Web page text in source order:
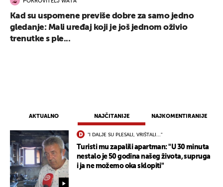
AKTUALNO NAJČITANIJE NAJKOMENTIRANIJE
"I DALJE SU PLESALI, VRIŠTALI..."
Turisti mu zapalili apartman: "U 30 minuta
nestalo je 50 godina našeg života, supruga
i ja ne možemo oka sklopiti"
Kad su uspomene previše dobre za samo jedno
gledanje: Mali uređaj koji je još jednom oživio
trenutke s ple...